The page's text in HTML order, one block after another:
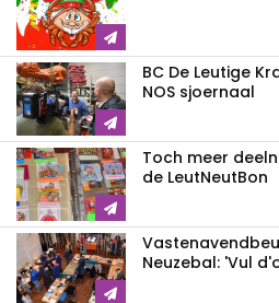
BC De Leutige
NOS sjoernaal
Toch meer
de LeutNeutBon
Neuzebal: 'Vul